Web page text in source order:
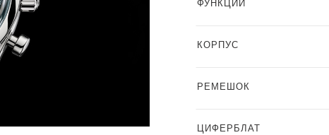
ФУНКЦИИ
КОРПУС
РЕМЕШОК
ЦИФЕРБЛАТ